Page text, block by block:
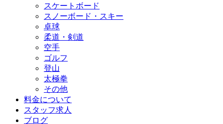
スケートボード
スノーボード・スキー
卓球
柔道・剣道
空手
ゴルフ
登山
太極拳
その他
料金について
スタッフ求人
ブログ